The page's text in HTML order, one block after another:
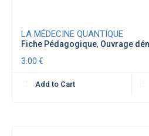
LA MÉDECINE QUANTIQUE
Fiche Pédagogique, Ouvrage
3.00€
Add to Cart